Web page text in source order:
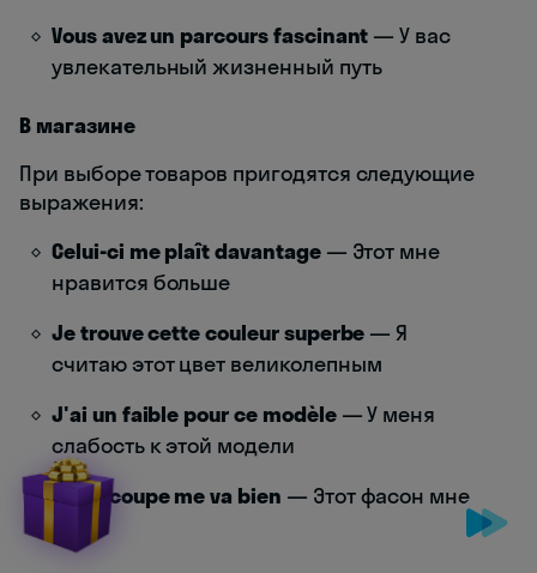
Vous avez un parcours fascinant — У вас
увлекательный жизненный путь
В магазине
При выборе товаров пригодятся следующие
выражения:
Celui-ci me plaît davantage— Этот мне
нравится больше
Je trouve cette couleur superbe — Я
считаю этот цвет великолепным
J'ai un faible pour ce modèle— У меня
слабость к этой модели
Cette coupe me va bien — Этот фасон мне
идет